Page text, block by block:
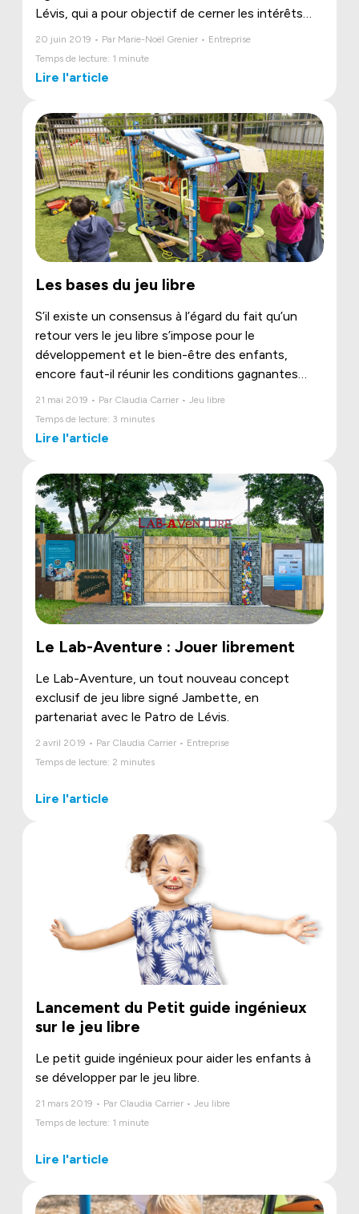
Lévis, qui a pour objectif de cerner les intérêts
20 juin 2019 • Par Marie-Noël Grenier • Entreprise
Temps de lecture: 1 minute
Lire l'article
Les bases du jeu libre
S’il existe un consensus à l’égard du fait qu’un
retour vers le jeu libre s’impose pour le
développement et le bien-être des enfants,
encore faut-il réunir les conditions gagnantes
21 mai 2019 • Par Claudia Carrier • Jeu libre
Temps de lecture: 3 minutes
Lire l'article
Le Lab-Aventure : Jouer librement
Le Lab-Aventure, un tout nouveau concept
exclusif de jeu libre signé Jambette, en
partenariat avec le Patro de Lévis.
2 avril 2019 • Par Claudia Carrier • Entreprise
Temps de lecture: 2 minutes
Lire l'article
Lancement du Petit guide ingénieux
sur le jeu libre
Le petit guide ingénieux pour aider les enfants à
se développer par le jeu libre.
21 mars 2019 • Par Claudia Carrier • Jeu libre
Temps de lecture: 1 minute
Lire l'article